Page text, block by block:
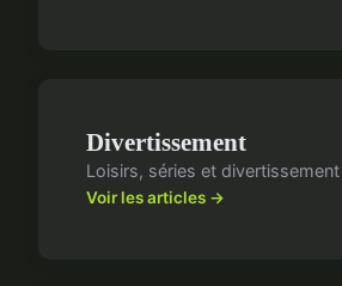
Divertissement
Loisirs, séries et divertissement
Voir les articles →